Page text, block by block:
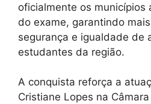
oficialmente os municípios
do exame, garantindo
segurança e igualdade de
estudantes da região.
A conquista reforça a
Cristiane Lopes na